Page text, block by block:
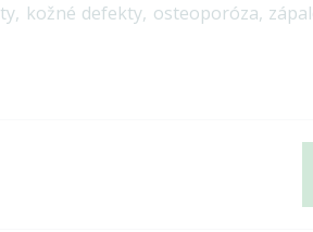
kožné defekty, osteoporóza,